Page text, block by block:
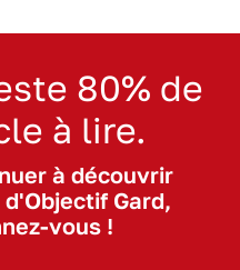
80% de
à lire.
à découvrir
Gard,
vous !